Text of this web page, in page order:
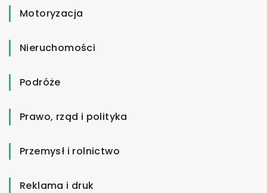
Motoryzacja
Nieruchomości
Podróże
Prawo, rząd i polityka
Przemysł i rolnictwo
Reklama i druk